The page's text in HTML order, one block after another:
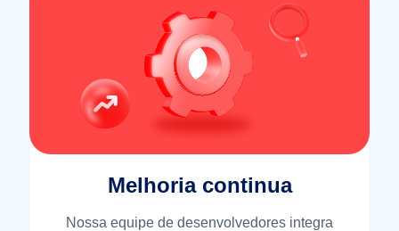
Melhoria continua
Nossa equipe de desenvolvedores integra